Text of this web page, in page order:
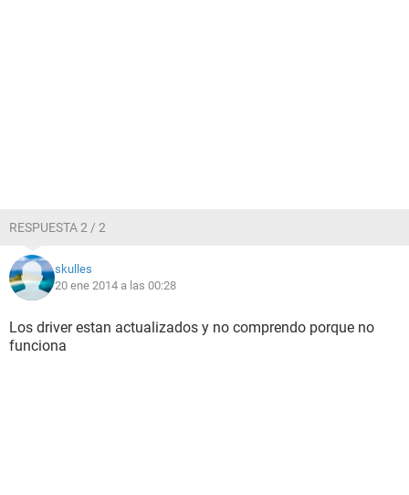
RESPUESTA 2 / 2
skulles
20 ene 2014 a las 00:28
Los driver estan actualizados y no comprendo porque no
funciona